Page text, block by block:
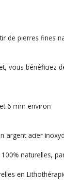
de pierres fines
vous bénéficiez
6 mm environ
argent acier
naturelles,
en